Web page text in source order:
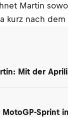
Martin
kurz nach
Mit der
MotoGP-Sprint